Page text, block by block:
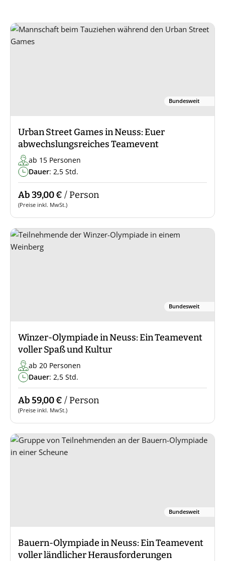
Bundesweit
Urban Street Games in Neuss: Euer
abwechslungsreiches Teamevent
ab 15 Personen
Dauer: 2,5 Std.
Ab 39,00 € / Person
(Preise inkl. MwSt.)
Bundesweit
Winzer-Olympiade in Neuss: Ein Teamevent
voller Spaß und Kultur
ab 20 Personen
Dauer: 2,5 Std.
Ab 59,00 € / Person
(Preise inkl. MwSt.)
Bundesweit
Bauern-Olympiade in Neuss: Ein Teamevent
voller ländlicher Herausforderungen